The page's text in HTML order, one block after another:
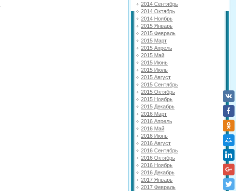
2014 Сентябрь
2014 Октябрь
2014 Ноябрь
2015 Январь
2015 Февраль
2015 Март
2015 Апрель
2015 Май
2015 Июнь
2015 Июль
2015 Август
2015 Сентябрь
2015 Октябрь
2015 Ноябрь
2015 Декабрь
2016 Март
2016 Апрель
2016 Май
2016 Июнь
2016 Август
2016 Сентябрь
2016 Октябрь
2016 Ноябрь
2016 Декабрь
2017 Январь
2017 Февраль